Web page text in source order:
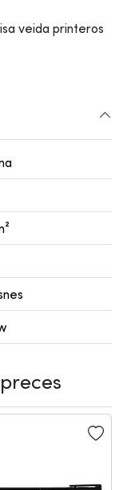
veida printeros